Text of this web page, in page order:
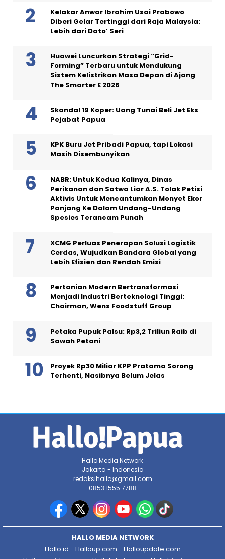
Kelakar Anwar Ibrahim Usai Prabowo
Diberi Gelar Tertinggi dari Raja Malaysia:
Lebih dari Dato’ Seri
Huawei Luncurkan Strategi “Grid-
Forming” Terbaru untuk Mendukung
Sistem Kelistrikan Masa Depan di Ajang
The Smarter E 2026
Skandal 19 Koper: Uang Tunai Beli Jet Eks
Pejabat Papua
KPK Buru Jet Pribadi Papua, tapi Lokasi
Masih Disembunyikan
NABR: Untuk Kedua Kalinya, Dinas
Perikanan dan Satwa Liar A.S. Tolak Petisi
Aktivis Untuk Mencantumkan Monyet Ekor
Panjang Ke Dalam Undang-Undang
Spesies Terancam Punah
XCMG Perluas Penerapan Solusi Logistik
Cerdas, Wujudkan Bandara Global yang
Lebih Efisien dan Rendah Emisi
Pertanian Modern Bertransformasi
Menjadi Industri Berteknologi Tinggi:
Chairman, Wens Foodstuff Group
Petaka Pupuk Palsu: Rp3,2 Triliun Raib di
Sawah Petani
Proyek Rp30 Miliar KPP Pratama Sorong
Terhenti, Nasibnya Belum Jelas
Hallo Media Network
Jakarta - Indonesia
redaksihallo@gmail.com
0853 1555 7788
HALLO MEDIA NETWORK
Hallo.id
Halloup.com
Halloupdate.com